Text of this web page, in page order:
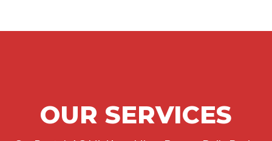
OUR SERVICES